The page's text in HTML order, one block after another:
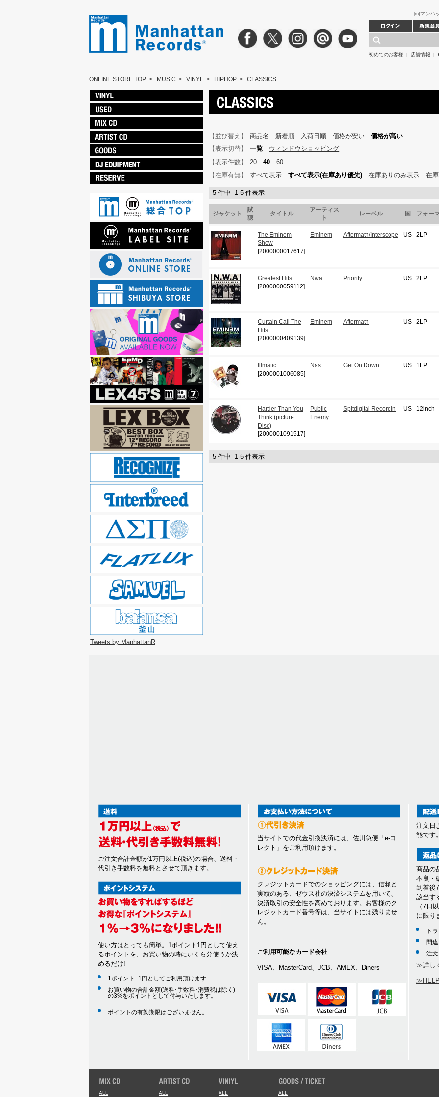
[m]マンハ
初めてのお客様 | 店舗情報 |
ONLINE STORE TOP > MUSIC > VINYL > HIPHOP > CLASSICS
Tweets by ManhattanR
【並び替え】 商品名 新着順 入荷日順 価格が安い
価格が高い
【表示切替】
一覧
ウィンドウショッピング
【表示件数】
20 40
60
【在庫有無】
すべて表示 すべて表示(在庫あり優先) 在庫ありのみ表示 在
5 件中 1-5 件表示
ジャケット
試
聴
タイトル
アーティス
ト
レーベル 国 フォー
The Eminem
Show
[2000000017617]
Eminem Aftermath/Interscope US 2LP
Greatest Hits
[2000000059112]
Nwa Priority US 2LP
Curtain Call The
Hits
[2000000409139]
Eminem Aftermath US 2LP
Illmatic
[2000001006085]
Nas Get On Down US 1LP
Harder Than You
Think (picture
Disc)
[2000001091517]
Public
Enemy
Spitdigital Recordin US 12inch
5 件中 1-5 件表示
ご注文合計金額が1万円以上(税込)の場合、送料・
代引き手数料を無料とさせて頂きます。
使い方はとっても簡単。1ポイント1円として使え
るポイントを、お買い物の時にいくら分使うか決
めるだけ!
1ポイント=1円としてご利用頂けます
お買い物の合計金額(送料･手数料･消費税は除く)
の3%をポイントとして付与いたします。
ポイントの有効期限はございません。
当サイトでの代金引換決済には、佐川急便「e-コ
レクト」をご利用頂けます。
クレジットカードでのショッピングには、信頼と
実績のある、ゼウス社の決済システムを用いて、
決済取引の安全性を高めております。お客様のク
レジットカード番号等は、当サイトには残りませ
ん。
ご利用可能なカード会社
VISA、MasterCard、JCB、AMEX、Diners
注文日
能です
商品の
不良・
到着後
該当す
（7日
に限り
ト
間
注文
≫詳し
ALL ALL ALL ALL